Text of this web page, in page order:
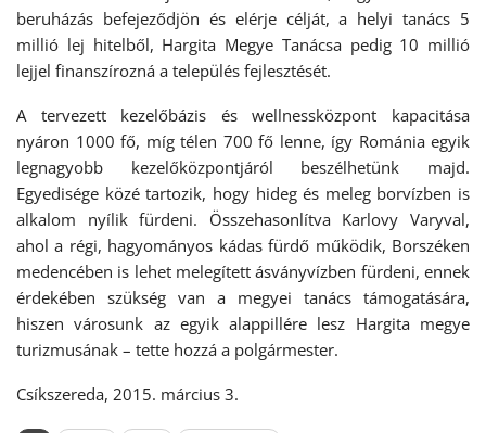
beruházás befejeződjön és elérje célját, a helyi tanács 5
millió lej hitelből, Hargita Megye Tanácsa pedig 10 millió
lejjel finanszírozná a település fejlesztését.
A tervezett kezelőbázis és wellnessközpont kapacitása
nyáron 1000 fő, míg télen 700 fő lenne, így Románia egyik
legnagyobb kezelőközpontjáról beszélhetünk majd.
Egyedisége közé tartozik, hogy hideg és meleg borvízben is
alkalom nyílik fürdeni. Összehasonlítva Karlovy Varyval,
ahol a régi, hagyományos kádas fürdő működik, Borszéken
medencében is lehet melegített ásványvízben fürdeni, ennek
érdekében szükség van a megyei tanács támogatására,
hiszen városunk az egyik alappillére lesz Hargita megye
turizmusának – tette hozzá a polgármester.
Csíkszereda, 2015. március 3.